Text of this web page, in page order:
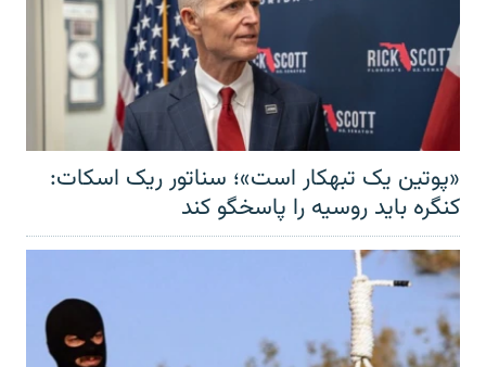
«پوتین یک تبهکار است»؛ سناتور ریک اسکات:
کنگره باید روسیه را پاسخگو کند